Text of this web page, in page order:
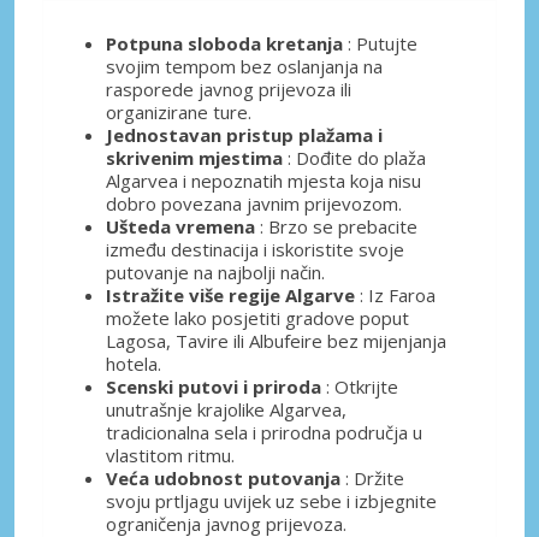
Potpuna sloboda kretanja : Putujte
svojim tempom bez oslanjanja na
rasporede javnog prijevoza ili
organizirane ture.
Jednostavan pristup plažama i
skrivenim mjestima : Dođite do plaža
Algarvea i nepoznatih mjesta koja nisu
dobro povezana javnim prijevozom.
Ušteda vremena : Brzo se prebacite
između destinacija i iskoristite svoje
putovanje na najbolji način.
Istražite više regije Algarve : Iz Faroa
možete lako posjetiti gradove poput
Lagosa, Tavire ili Albufeire bez mijenjanja
hotela.
Scenski putovi i priroda : Otkrijte
unutrašnje krajolike Algarvea,
tradicionalna sela i prirodna područja u
vlastitom ritmu.
Veća udobnost putovanja : Držite
svoju prtljagu uvijek uz sebe i izbjegnite
ograničenja javnog prijevoza.